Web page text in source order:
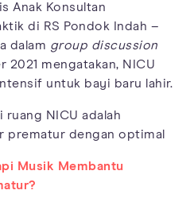
Anak Konsultan
di RS Pondok Indah –
dalam group discussion
2021 mengatakan, NICU
untuk bayi baru lahir.
NICU adalah
prematur dengan optimal
Musik Membantu